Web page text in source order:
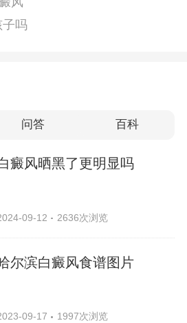
子吗
问答 百科
癜风晒黑了更明显吗
09-12 2636次浏览
尔滨白癜风食谱图片
09-17 1997次浏览